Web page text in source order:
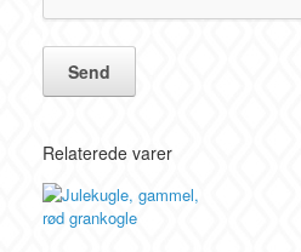
Relaterede varer